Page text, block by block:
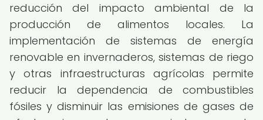
reducción del impacto ambiental de la
producción de alimentos locales. La
implementación de sistemas de energía
renovable en invernaderos, sistemas de riego
y otras infraestructuras agrícolas permite
reducir la dependencia de combustibles
fósiles y disminuir las emisiones de gases de